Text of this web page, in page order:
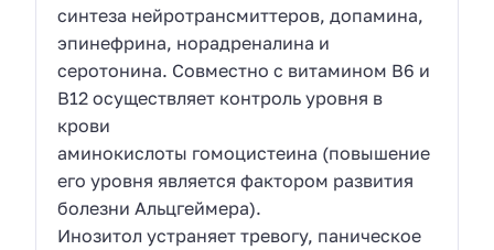
синтеза нейротрансмиттеров, допамина,
эпинефрина, норадреналина и
серотонина. Совместно с витамином В6 и
В12 осуществляет контроль уровня в
крови
аминокислоты гомоцистеина (повышение
его уровня является фактором развития
болезни Альцгеймера).
Инозитол устраняет тревогу, паническое